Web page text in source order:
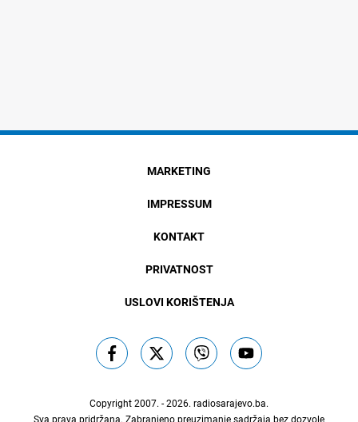
MARKETING
IMPRESSUM
KONTAKT
PRIVATNOST
USLOVI KORIŠTENJA
Copyright 2007. - 2026. radiosarajevo.ba.
Sva prava pridržana. Zabranjeno preuzimanje sadržaja bez dozvole